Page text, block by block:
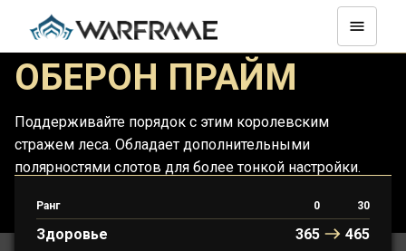
ОБЕРОН ПРАЙМ
Поддерживайте порядок с этим королевским
стражем леса. Обладает дополнительными
полярностями слотов для более тонкой настройки.
Ранг 0 30
Здоровье 365
465